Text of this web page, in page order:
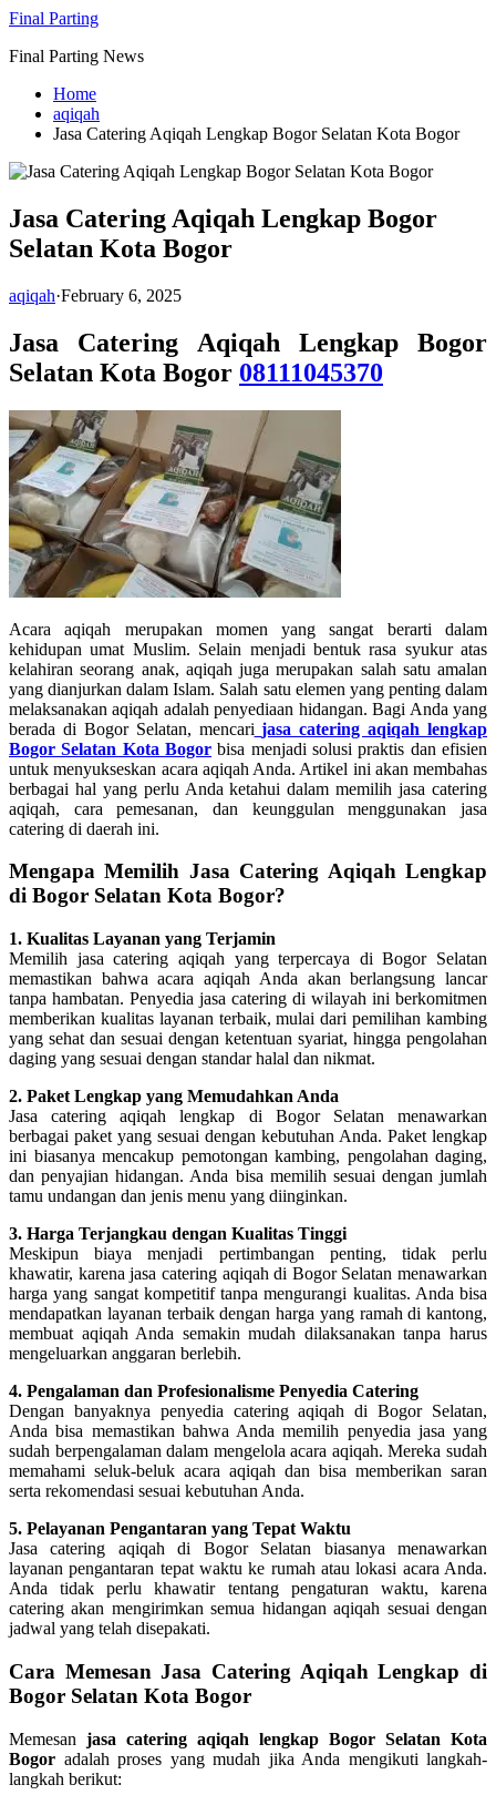
Skip
content
Final Parting
Final Parting News
Home
aqiqah
Jasa Catering Aqiqah Lengkap Bogor Selatan Kota Bogor
Jasa Catering Aqiqah Lengkap Bogor
Selatan Kota Bogor
aqiqah·February 6, 2025
Jasa Catering Aqiqah Lengkap Bogor
Selatan Kota Bogor 08111045370
Acara aqiqah merupakan momen yang sangat berarti dalam
kehidupan umat Muslim. Selain menjadi bentuk rasa syukur atas
kelahiran seorang anak, aqiqah juga merupakan salah satu amalan
yang dianjurkan dalam Islam. Salah satu elemen yang penting dalam
melaksanakan aqiqah adalah penyediaan hidangan. Bagi Anda yang
berada di Bogor Selatan, mencari jasa catering aqiqah lengkap
Bogor Selatan Kota Bogor bisa menjadi solusi praktis dan efisien
untuk menyukseskan acara aqiqah Anda. Artikel ini akan membahas
berbagai hal yang perlu Anda ketahui dalam memilih jasa catering
aqiqah, cara pemesanan, dan keunggulan menggunakan jasa
catering di daerah ini.
Mengapa Memilih Jasa Catering Aqiqah Lengkap
di Bogor Selatan Kota Bogor?
1. Kualitas Layanan yang Terjamin
Memilih jasa catering aqiqah yang terpercaya di Bogor Selatan
memastikan bahwa acara aqiqah Anda akan berlangsung lancar
tanpa hambatan. Penyedia jasa catering di wilayah ini berkomitmen
memberikan kualitas layanan terbaik, mulai dari pemilihan kambing
yang sehat dan sesuai dengan ketentuan syariat, hingga pengolahan
daging yang sesuai dengan standar halal dan nikmat.
2. Paket Lengkap yang Memudahkan Anda
Jasa catering aqiqah lengkap di Bogor Selatan menawarkan
berbagai paket yang sesuai dengan kebutuhan Anda. Paket lengkap
ini biasanya mencakup pemotongan kambing, pengolahan daging,
dan penyajian hidangan. Anda bisa memilih sesuai dengan jumlah
tamu undangan dan jenis menu yang diinginkan.
3. Harga Terjangkau dengan Kualitas Tinggi
Meskipun biaya menjadi pertimbangan penting, tidak perlu
khawatir, karena jasa catering aqiqah di Bogor Selatan menawarkan
harga yang sangat kompetitif tanpa mengurangi kualitas. Anda bisa
mendapatkan layanan terbaik dengan harga yang ramah di kantong,
membuat aqiqah Anda semakin mudah dilaksanakan tanpa harus
mengeluarkan anggaran berlebih.
4. Pengalaman dan Profesionalisme Penyedia Catering
Dengan banyaknya penyedia catering aqiqah di Bogor Selatan,
Anda bisa memastikan bahwa Anda memilih penyedia jasa yang
sudah berpengalaman dalam mengelola acara aqiqah. Mereka sudah
memahami seluk-beluk acara aqiqah dan bisa memberikan saran
serta rekomendasi sesuai kebutuhan Anda.
5. Pelayanan Pengantaran yang Tepat Waktu
Jasa catering aqiqah di Bogor Selatan biasanya menawarkan
layanan pengantaran tepat waktu ke rumah atau lokasi acara Anda.
Anda tidak perlu khawatir tentang pengaturan waktu, karena
catering akan mengirimkan semua hidangan aqiqah sesuai dengan
jadwal yang telah disepakati.
Cara Memesan Jasa Catering Aqiqah Lengkap di
Bogor Selatan Kota Bogor
Memesan jasa catering aqiqah lengkap Bogor Selatan Kota
Bogor adalah proses yang mudah jika Anda mengikuti langkah-
langkah berikut: